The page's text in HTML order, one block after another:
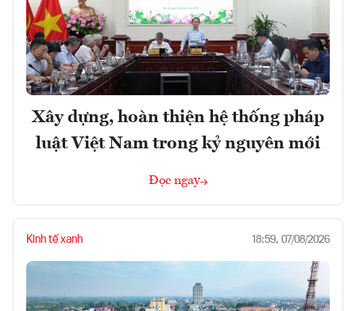
Xây dựng, hoàn thiện hệ thống pháp
luật Việt Nam trong kỷ nguyên mới
Đọc ngay
Kinh tế xanh 18:59, 07/08/2026